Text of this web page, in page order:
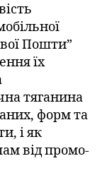
Пошти”
їх
тяганина
форм та
і як
від промо-